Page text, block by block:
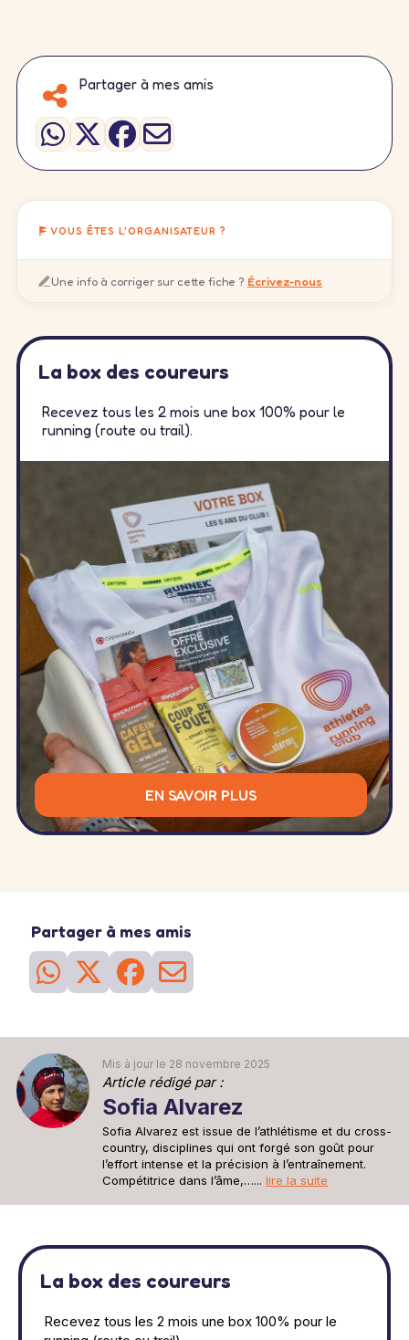
Partager à mes amis
VOUS ÊTES L'ORGANISATEUR ?
Une info à corriger sur cette fiche ? Écrivez-nous
La box des coureurs
Recevez tous les 2 mois une box 100% pour le
running (route ou trail).
EN SAVOIR PLUS
Partager à mes amis
Mis à jour le 28 novembre 2025
Article rédigé par :
Sofia Alvarez
Sofia Alvarez est issue de l’athlétisme et du cross-
country, disciplines qui ont forgé son goût pour
l’effort intense et la précision à l’entraînement.
Compétitrice dans l’âme,…... lire la suite
La box des coureurs
Recevez tous les 2 mois une box 100% pour le